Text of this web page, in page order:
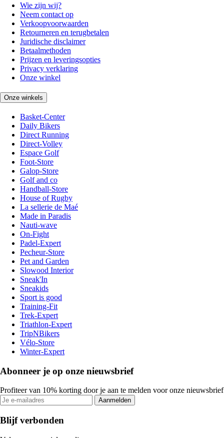
Wie zijn wij?
Neem contact op
Verkoopvoorwaarden
Retourneren en terugbetalen
Juridische disclaimer
Betaalmethoden
Prijzen en leveringsopties
Privacy verklaring
Onze winkel
Onze winkels
Basket-Center
Daily Bikers
Direct Running
Direct-Volley
Espace Golf
Foot-Store
Galop-Store
Golf and co
Handball-Store
House of Rugby
La sellerie de Maé
Made in Paradis
Nauti-wave
On-Fight
Padel-Expert
Pecheur-Store
Pet and Garden
Slowood Interior
Sneak'In
Sneakids
Sport is good
Training-Fit
Trek-Expert
Triathlon-Expert
TripNBikers
Vélo-Store
Winter-Expert
Abonneer je op onze nieuwsbrief
Profiteer van 10% korting door je aan te melden voor onze nieuwsbrief
Aanmelden
Blijf verbonden